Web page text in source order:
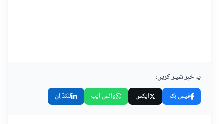
یہ خبر شیئر کریں:
فیس بک ایکس واٹس ایپ لنکڈ اِن